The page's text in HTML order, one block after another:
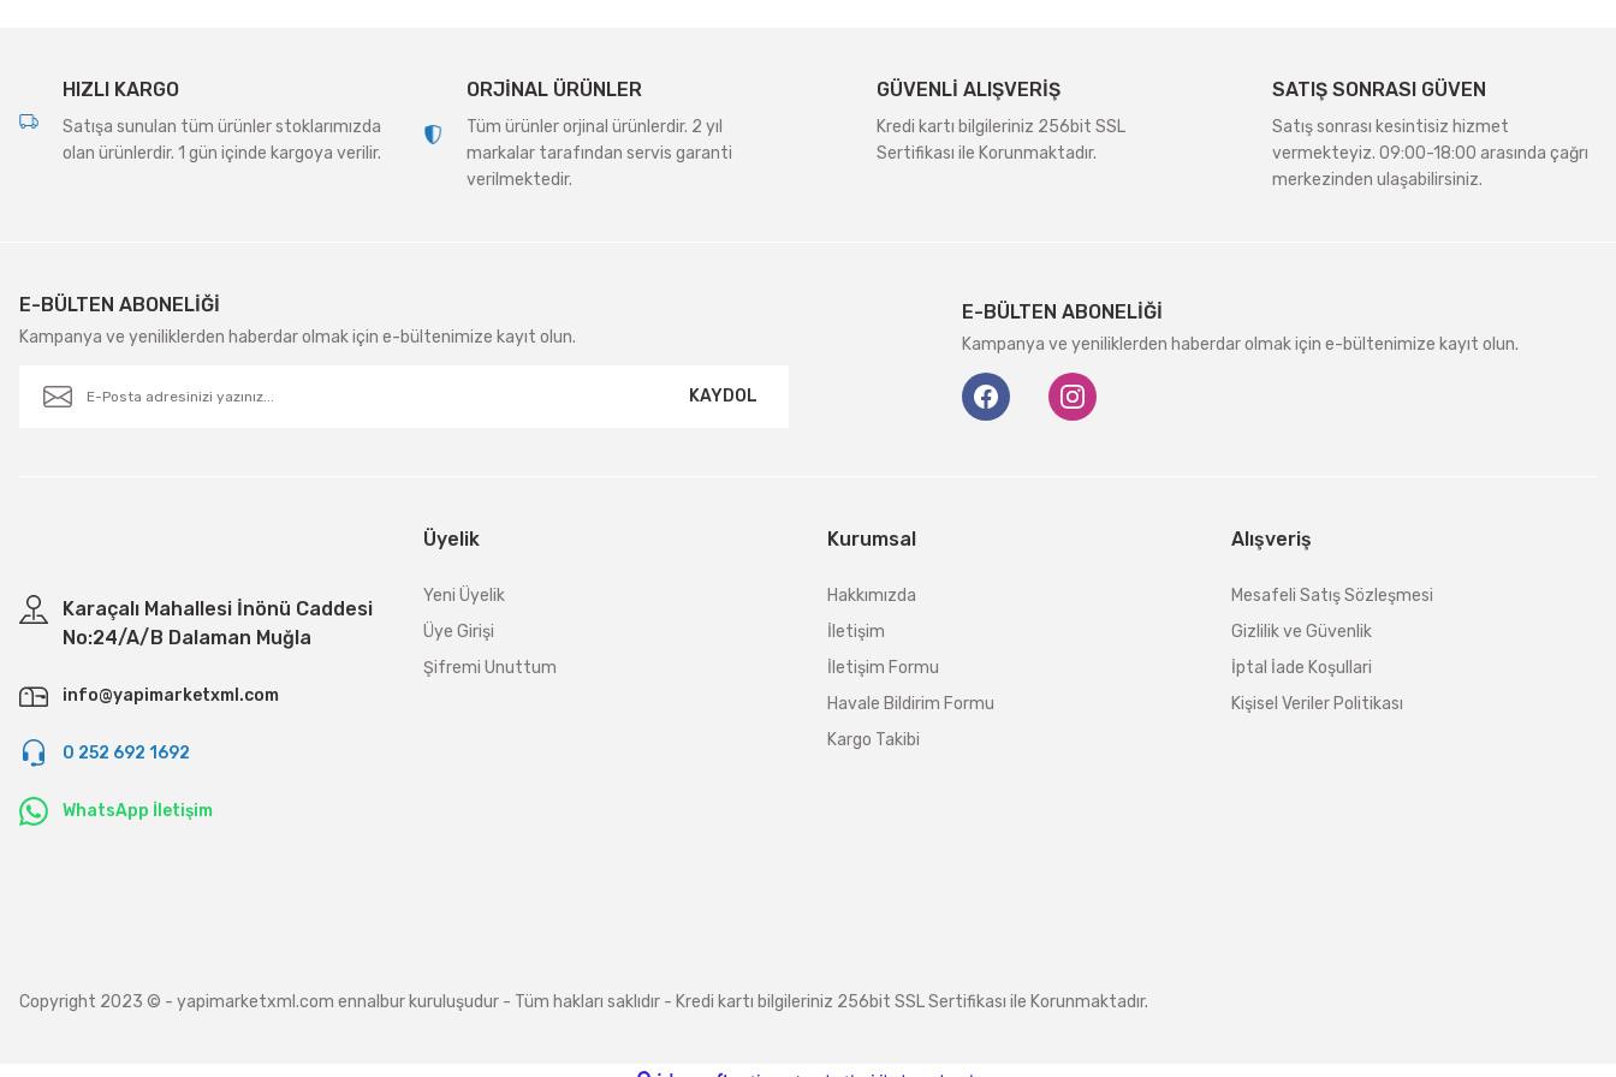
HIZLI KARGO
Satışa sunulan tüm ürünler stoklarımızda
olan ürünlerdir. 1 gün içinde kargoya verilir.
ORJİNAL ÜRÜNLER
Tüm ürünler orjinal ürünlerdir. 2 yıl
markalar tarafından servis garanti
verilmektedir.
GÜVENLİ ALIŞVERİŞ
Kredi kartı bilgileriniz 256bit SSL
Sertifikası ile Korunmaktadır.
SATIŞ SONRASI GÜVEN
Satış sonrası kesintisiz hizmet
vermekteyiz. 09:00-18:00 arasında çağrı
merkezinden ulaşabilirsiniz.
E-BÜLTEN ABONELİĞİ
Kampanya ve yeniliklerden haberdar olmak için e-bültenimize kayıt olun.
KAYDOL
E-BÜLTEN ABONELİĞİ
Kampanya ve yeniliklerden haberdar olmak için e-bültenimize kayıt olun.
Karaçalı Mahallesi İnönü Caddesi
No:24/A/B Dalaman Muğla
info@yapimarketxml.com
0 252 692 1692
WhatsApp İletişim
Üyelik
Yeni Üyelik
Üye Girişi
Şifremi Unuttum
Kurumsal
Hakkımızda
İletişim
İletişim Formu
Havale Bildirim Formu
Kargo Takibi
Alışveriş
Mesafeli Satış Sözleşmesi
Gizlilik ve Güvenlik
İptal İade Koşullari
Kişisel Veriler Politikası
Copyright 2023 © - yapimarketxml.com ennalbur kuruluşudur - Tüm hakları saklıdır - Kredi kartı bilgileriniz 256bit SSL Sertifikası ile Korunmaktadır.